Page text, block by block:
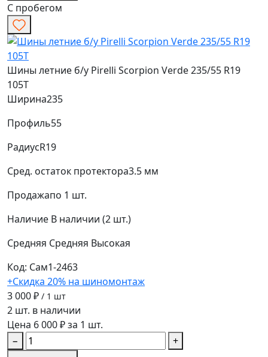
С пробегом
Шины летние б/у Pirelli Scorpion Verde 235/55 R19
105T
Ширина235
Профиль55
РадиусR19
Сред. остаток протектора3.5 мм
Продажапо 1 шт.
Наличие В наличии (2 шт.)
Средняя Средняя Высокая
Код: Сам1-2463
+Скидка 20% на шиномонтаж
3 000 ₽ / 1 шт
2 шт. в наличии
Цена 6 000 ₽ за 1 шт.
−
+